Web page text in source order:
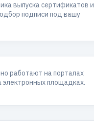
выпуска сертификатов и
подписи под вашу
работают на порталах
электронных площадках.